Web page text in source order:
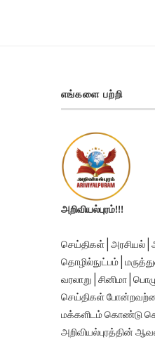
எங்களை பற்றி
அறிவியல்புரம்!!!
செய்திகள் | அரசியல் |
தொழில்நுட்பம் |
வரலாறு | சினிமா |
செய்திகள்
மக்களிடம் கொண்டு
அறிவியல்புரத்தின்